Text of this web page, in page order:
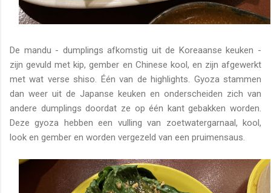
De mandu - dumplings afkomstig uit de Koreaanse keuken -
zijn gevuld met kip, gember en Chinese kool, en zijn afgewerkt
met wat verse shiso. Één van de highlights. Gyoza stammen
dan weer uit de Japanse keuken en onderscheiden zich van
andere dumplings doordat ze op één kant gebakken worden.
Deze gyoza hebben een vulling van zoetwatergarnaal, kool,
look en gember en worden vergezeld van een pruimensaus.